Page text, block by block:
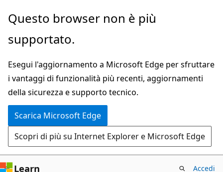
Ignora
passa
contenuto
principale
Questo browser non è più
supportato.
Esegui l'aggiornamento a Microsoft Edge per sfruttare
i vantaggi di funzionalità più recenti, aggiornamenti
della sicurezza e supporto tecnico.
Scarica Microsoft Edge
Scopri di più su Internet Explorer e Microsoft Edge
Learn Accedi